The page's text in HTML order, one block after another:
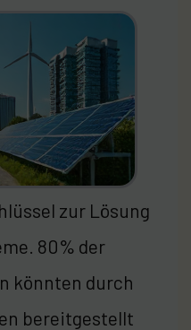
zur Lösung
80% der
könnten durch
bereitgestellt